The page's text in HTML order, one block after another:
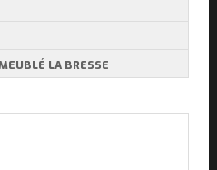
LA BRESSE